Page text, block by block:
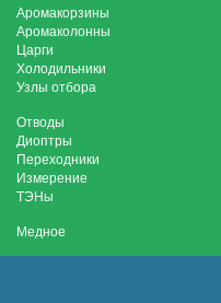
Аромакорзины
Аромаколонны
Царги
Холодильники
Узлы отбора
Отводы
Диоптры
Переходники
Измерение
ТЭНы
Медное